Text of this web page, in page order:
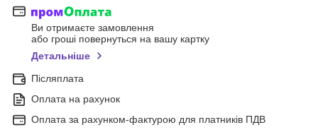
Ви отримаєте замовлення
або гроші повернуться на вашу картку
Детальніше
Післяплата
Оплата на рахунок
Оплата за рахунком-фактурою для платників ПДВ